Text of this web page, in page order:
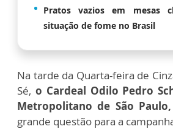
Pratos vazios em mesas
situação de fome no Brasil
Na tarde da Quarta-feira de
Sé, o Cardeal Odilo Pedro
Metropolitano de São Paulo,
grande questão para a